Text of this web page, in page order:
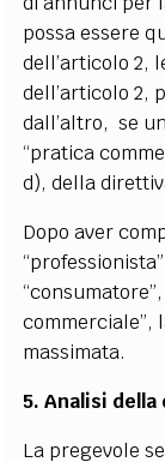
possa essere
dell’articolo 2,
dell’articolo 2,
dall’altro, se
“pratica
d), della
Dopo aver
commerciale”,
massimata.
5. Analisi
La pregevole